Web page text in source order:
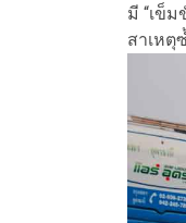
มี “เข็
สาเหตุ